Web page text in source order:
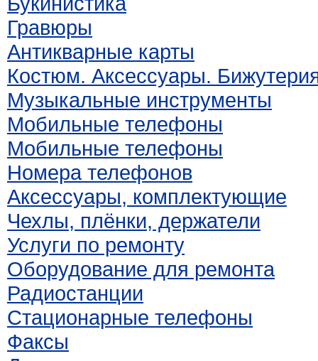
Гравюры
Антикварные карты
Костюм. Аксессуары.
Музыкальные инструменты
Мобильные телефоны
Мобильные телефоны
Номера телефонов
Аксессуары, комплектующие
Чехлы, плёнки, держатели
Услуги по ремонту
Оборудование для ремонта
Радиостанции
Стационарные телефоны
Факсы